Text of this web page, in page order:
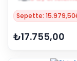
Sepette:
₺17.755,00